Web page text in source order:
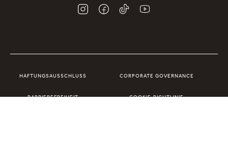
HAFTUNGSAUSSCHLUSS
BARRIEREFREIHEIT
CORPORATE GOVERNANCE
COOKIE-RICHTLINIE